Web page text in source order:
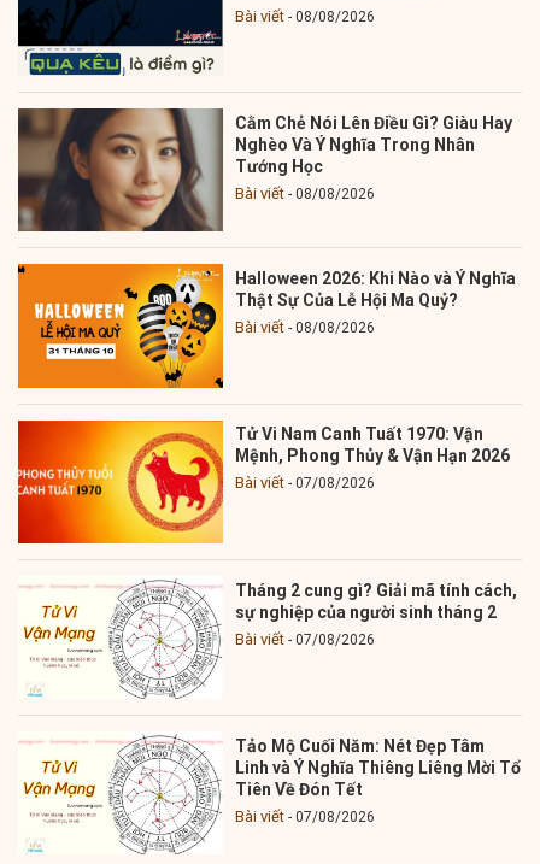
Bài viết 08/08/2026
Cằm Chẻ Nói Lên Điều Gì? Giàu Hay
Nghèo Và Ý Nghĩa Trong Nhân
Tướng Học
Bài viết 08/08/2026
Halloween 2026: Khi Nào và Ý Nghĩa
Thật Sự Của Lễ Hội Ma Quỷ?
Bài viết 08/08/2026
Tử Vi Nam Canh Tuất 1970: Vận
Mệnh, Phong Thủy & Vận Hạn 2026
Bài viết 07/08/2026
Tháng 2 cung gì? Giải mã tính cách,
sự nghiệp của người sinh tháng 2
Bài viết 07/08/2026
Tảo Mộ Cuối Năm: Nét Đẹp Tâm
Linh và Ý Nghĩa Thiêng Liêng Mời Tổ
Tiên Về Đón Tết
Bài viết 07/08/2026